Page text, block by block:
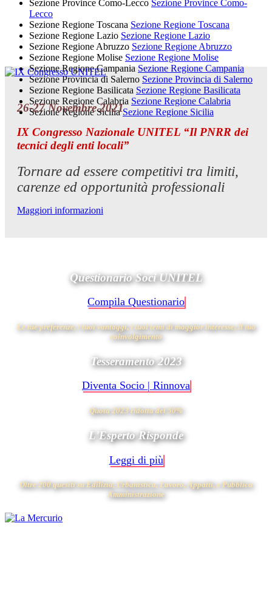
Sezione Province Como-Lecco Sezione Province Como-
Lecco
Sezione Regione Toscana Sezione Regione Toscana
Sezione Regione Lazio Sezione Regione Lazio
Sezione Regione Abruzzo Sezione Regione Abruzzo
Sezione Regione Molise Sezione Regione Molise
Sezione Regione Campania Sezione Regione Campania
Sezione Provincia di Salerno Sezione Provincia di Salerno
Sezione Regione Basilicata Sezione Regione Basilicata
Sezione Regione Calabria Sezione Regione Calabria
Sezione Regione Sicilia Sezione Regione Sicilia
26-27 Novembre 2021
IX Congresso Nazionale UNITEL “Il PNRR dei
tecnici degli enti locali”
Tornare ad essere competitivi tra limiti,
carenze ed opportunità professionali
Maggiori informazioni
Questionario Soci UNITEL
Compila Questionario
Le tue preferenze, i tuoi vantaggi, i tuoi temi di maggior interesse, il tuo
coinvolgimento
Tesseramento 2023
Diventa Socio | Rinnova
Quota 2023 ridotta del 50%
L'Esperto Risponde
Leggi di più
Oltre 200 quesiti su Edilizia, Urbanistica, Lavoro, Appalti, e Pubblica
Amministrazione